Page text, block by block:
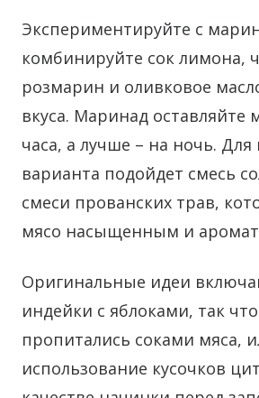
Экспериментируйте с
комбинируйте сок лимона,
розмарин и оливковое
вкуса. Маринад
часа, а лучше – на ночь. Для
варианта подойдет смесь
смеси прованских трав,
мясо насыщенным и
Оригинальные идеи
индейки с яблоками, так
пропитались соками мяса,
использование кусочков